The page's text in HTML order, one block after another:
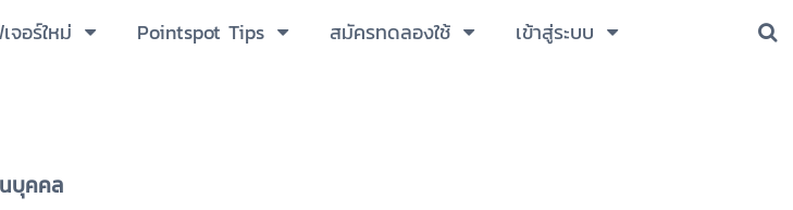
จอร์ใหม่ Pointspot Tips สมัครทดลองใช้ เข้าสู่ระบบ
นบุคคล